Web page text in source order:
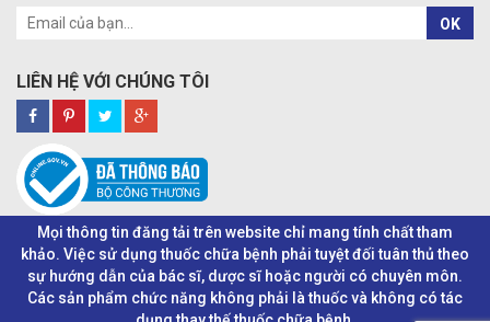
OK
LIÊN HỆ VỚI CHÚNG TÔI
Mọi thông tin đăng tải trên website chỉ mang tính chất tham
khảo. Việc sử dụng thuốc chữa bệnh phải tuyệt đối tuân thủ theo
sự hướng dẫn của bác sĩ, dược sĩ hoặc người có chuyên môn.
Các sản phẩm chức năng không phải là thuốc và không có tác